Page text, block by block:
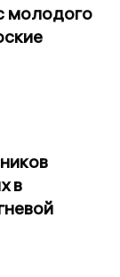
молодого
в